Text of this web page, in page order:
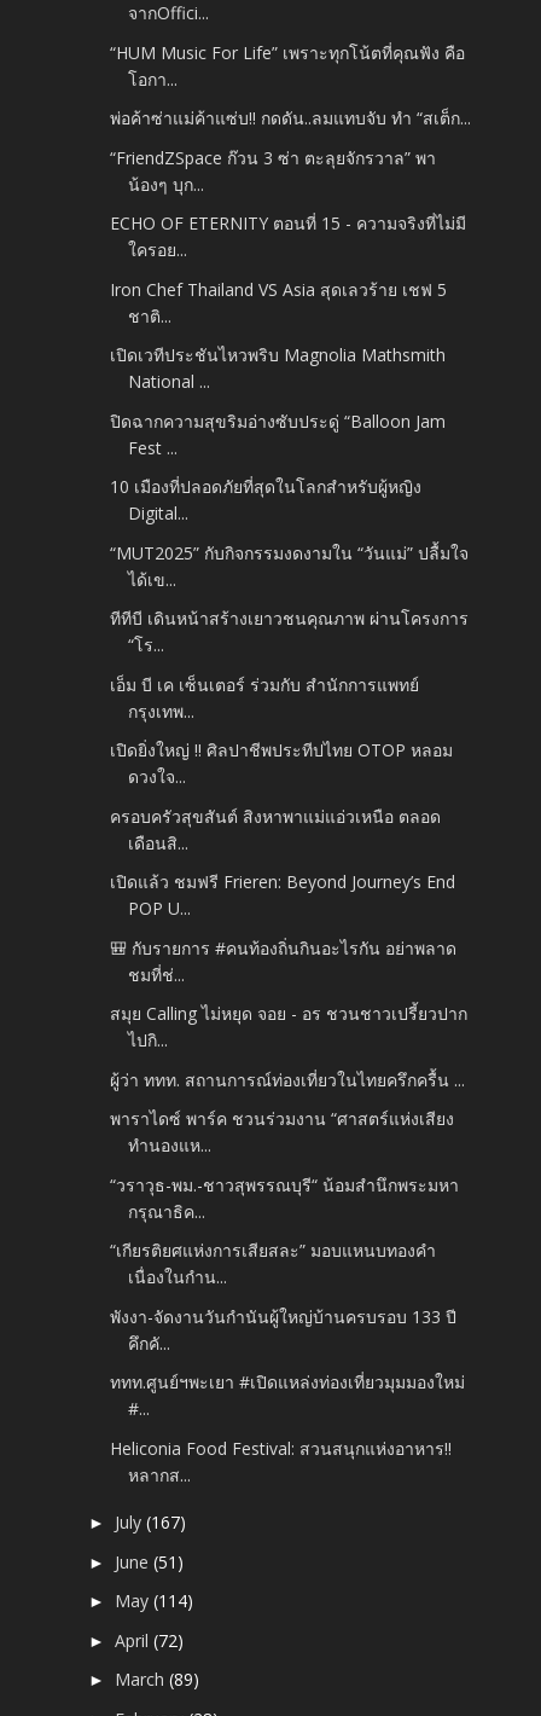
จากOffici...
“HUM Music For Life” เพราะทุกโน้ตที่คุณฟัง คือ
โอกา...
พ่อค้าซ่าแม่ค้าแซ่บ!! กดดัน..ลมแทบจับ ทำ “สเต็ก...
“FriendZSpace ก๊วน 3 ซ่า ตะลุยจักรวาล” พา
น้องๆ บุก...
ECHO OF ETERNITY ตอนที่ 15 - ความจริงที่ไม่มี
ใครอย...
Iron Chef Thailand VS Asia สุดเลวร้าย เชฟ 5
ชาติ...
เปิดเวทีประชันไหวพริบ Magnolia Mathsmith
National ...
ปิดฉากความสุขริมอ่างซับประดู่ “Balloon Jam
Fest ...
10 เมืองที่ปลอดภัยที่สุดในโลกสำหรับผู้หญิง
Digital...
“MUT2025” กับกิจกรรมงดงามใน “วันแม่” ปลื้มใจ
ได้เข...
ทีทีบี เดินหน้าสร้างเยาวชนคุณภาพ ผ่านโครงการ
“โร...
เอ็ม บี เค เซ็นเตอร์ ร่วมกับ สำนักการแพทย์
กรุงเทพ...
เปิดยิ่งใหญ่ !! ศิลปาชีพประทีปไทย OTOP หลอม
ดวงใจ...
ครอบครัวสุขสันต์ สิงหาพาแม่แอ่วเหนือ ตลอด
เดือนสิ...
เปิดแล้ว ชมฟรี Frieren: Beyond Journey’s End
POP U...
🎒 กับรายการ #คนท้องถิ่นกินอะไรกัน อย่าพลาด
ชมที่ช่...
สมุย Calling ไม่หยุด จอย - อร ชวนชาวเปรี้ยวปาก
ไปกิ...
ผู้ว่า ททท. สถานการณ์ท่องเที่ยวในไทยครึกครื้น ...
พาราไดซ์ พาร์ค ชวนร่วมงาน “ศาสตร์แห่งเสียง
ทำนองแห...
“วราวุธ-พม.-ชาวสุพรรณบุรี“ น้อมสำนึกพระมหา
กรุณาธิค...
“เกียรติยศแห่งการเสียสละ” มอบแหนบทองคำ
เนื่องในกำน...
พังงา-จัดงานวันกำนันผู้ใหญ่บ้านครบรอบ 133 ปี
คึกคั...
ททท.ศูนย์ฯพะเยา #เปิดแหล่งท่องเที่ยวมุมมองใหม่
#...
Heliconia Food Festival: สวนสนุกแห่งอาหาร!!
หลากส...
► July(167)
► June(51)
► May(114)
►April(72)
► March(89)